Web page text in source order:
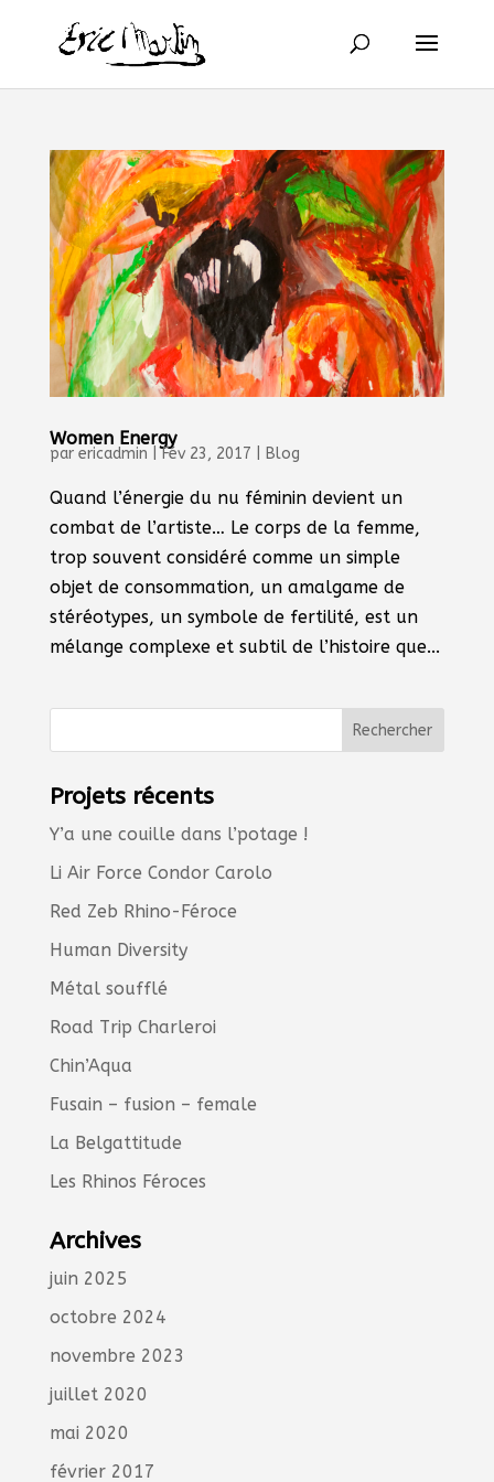
Women Energy
par ericadmin |Fév 23, 2017 Blog
Quand l’énergie du nu féminin devient un
combat de l’artiste… Le corps de la femme,
trop souvent considéré comme un simple
objet de consommation, un amalgame de
stéréotypes, un symbole de fertilité, est un
mélange complexe et subtil de l’histoire que...
Projets récents
Y’a une couille dans l’potage !
Li Air Force Condor Carolo
Red Zeb Rhino-Féroce
Human Diversity
Métal soufflé
Road Trip Charleroi
Chin’Aqua
Fusain – fusion – female
La Belgattitude
Les Rhinos Féroces
Archives
juin 2025
octobre 2024
novembre 2023
juillet 2020
mai 2020
février 2017